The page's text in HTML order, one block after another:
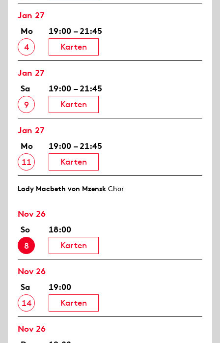
Jan 27
Mo
4
19:00 – 21:45
Karten
Jan 27
Sa
9
19:00 – 21:45
Karten
Jan 27
Mo
11
19:00 – 21:45
Karten
Lady Macbeth von Mzensk Chor
Nov 26
So
8
18:00
Karten
Nov 26
Sa
14
19:00
Karten
Nov 26